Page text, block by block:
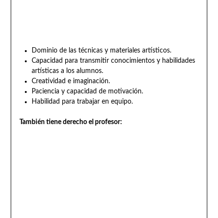
Dominio de las técnicas y materiales artísticos.
Capacidad para transmitir conocimientos y habilidades
artísticas a los alumnos.
Creatividad e imaginación.
Paciencia y capacidad de motivación.
Habilidad para trabajar en equipo.
También tiene derecho el profesor: